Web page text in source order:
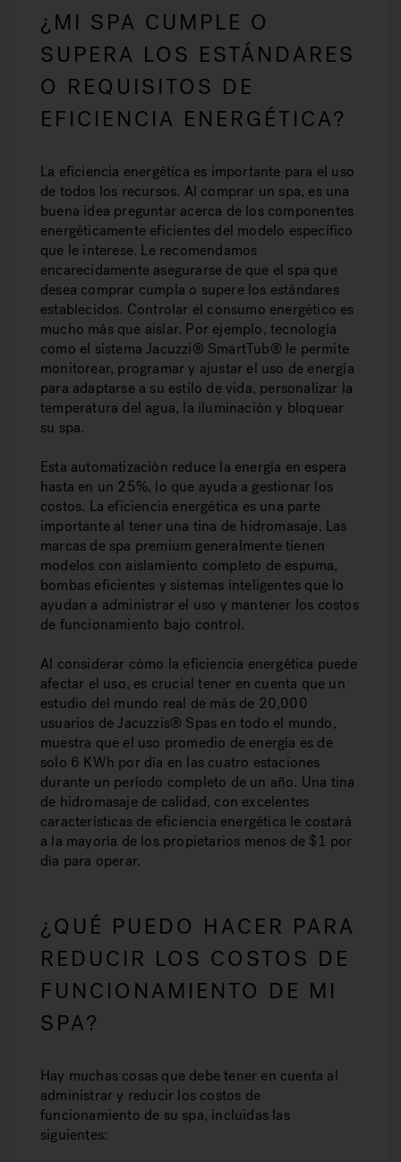
¿MI SPA CUMPLE O
SUPERA LOS ESTÁNDARES
O REQUISITOS DE
EFICIENCIA ENERGÉTICA?
La eficiencia energética es importante para el uso
de todos los recursos. Al comprar un spa, es una
buena idea preguntar acerca de los componentes
energéticamente eficientes del modelo específico
que le interese. Le recomendamos
encarecidamente asegurarse de que el spa que
desea comprar cumpla o supere los estándares
establecidos. Controlar el consumo energético es
mucho más que aislar. Por ejemplo, tecnología
como el sistema Jacuzzi® SmartTub® le permite
monitorear, programar y ajustar el uso de energía
para adaptarse a su estilo de vida, personalizar la
temperatura del agua, la iluminación y bloquear
su spa.
Esta automatización reduce la energía en espera
hasta en un 25%, lo que ayuda a gestionar los
costos. La eficiencia energética es una parte
importante al tener una tina de hidromasaje. Las
marcas de spa premium generalmente tienen
modelos con aislamiento completo de espuma,
bombas eficientes y sistemas inteligentes que lo
ayudan a administrar el uso y mantener los costos
de funcionamiento bajo control.
Al considerar cómo la eficiencia energética puede
afectar el uso, es crucial tener en cuenta que un
estudio del mundo real de más de 20,000
usuarios de Jacuzzis® Spas en todo el mundo,
muestra que el uso promedio de energía es de
solo 6 KWh por día en las cuatro estaciones
durante un período completo de un año. Una tina
de hidromasaje de calidad, con excelentes
características de eficiencia energética le costará
a la mayoría de los propietarios menos de $1 por
día para operar.
¿QUÉ PUEDO HACER PARA
REDUCIR LOS COSTOS DE
FUNCIONAMIENTO DE MI
SPA?
Hay muchas cosas que debe tener en cuenta al
administrar y reducir los costos de
funcionamiento de su spa, incluidas las
siguientes: